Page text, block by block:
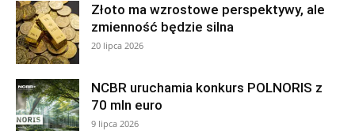
Złoto ma wzrostowe perspektywy, ale
zmienność będzie silna
20 lipca 2026
NCBR uruchamia konkurs POLNORIS z
70 mln euro
9 lipca 2026